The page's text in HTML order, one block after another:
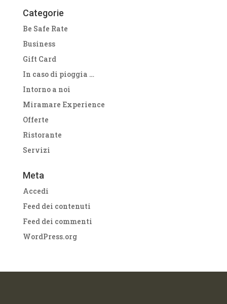
Categorie
Be Safe Rate
Business
Gift Card
In caso di pioggia …
Intorno a noi
Miramare Experience
Offerte
Ristorante
Servizi
Meta
Accedi
Feed dei contenuti
Feed dei commenti
WordPress.org